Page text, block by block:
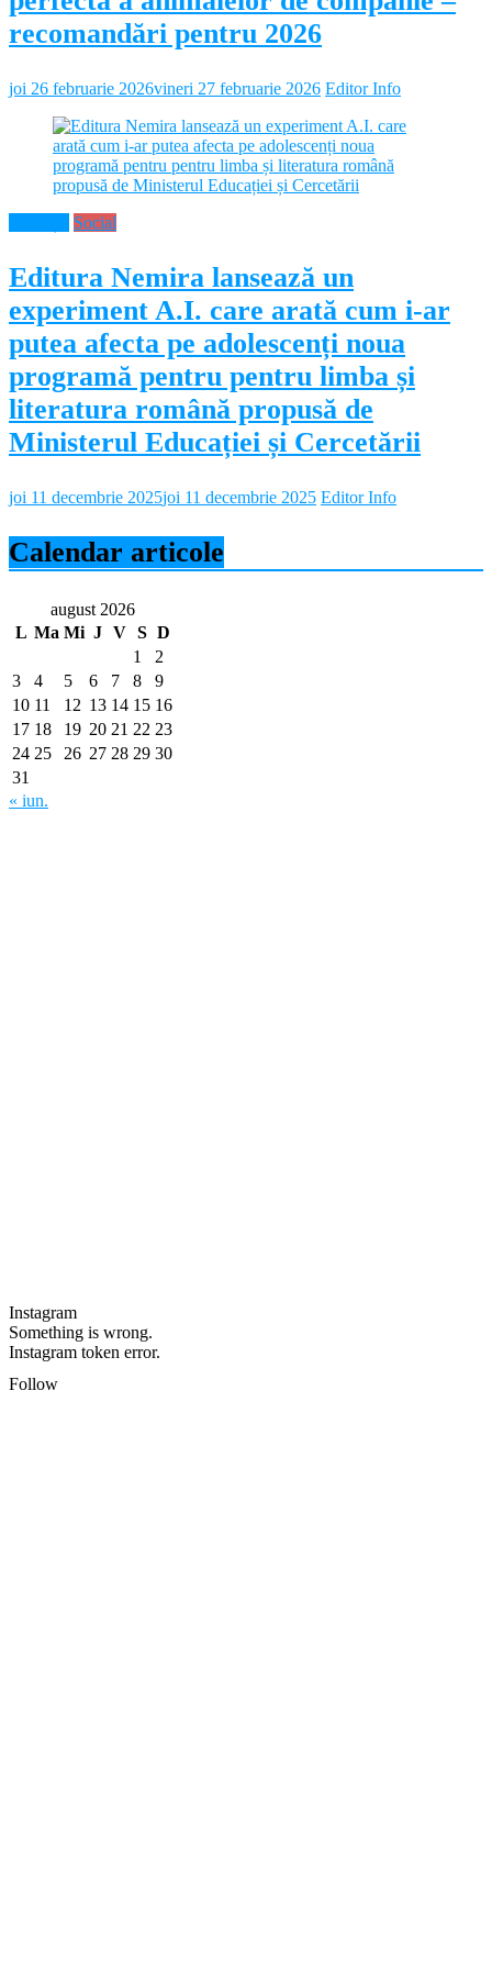
recomandări pentru 2026
joi 26 februarie 2026vineri 27 februarie 2026 Editor Info
Social
Editura Nemira lansează un
experiment A.I. care arată cum i-ar
putea afecta pe adolescenți noua
programă pentru pentru limba și
literatura română propusă de
Ministerul Educației și Cercetării
joi 11 decembrie 2025joi 11 decembrie 2025 Editor Info
Calendar articole
august 2026
L Ma Mi J V S D
1
2
3
4 5 6 7 8
9
10 11 12 13 14 15 16
17 18 19 20 21 22 23
24 25 26 27 28 29 30
31
« iun.
Instagram
Something is wrong.
Instagram token error.
Follow